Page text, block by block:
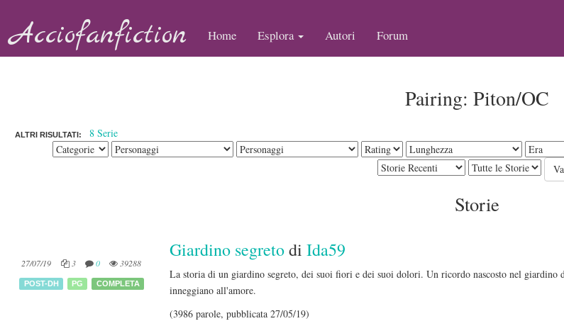
Acciofanfiction Home Esplora Autori Forum
Pairing: Piton/OC
ALTRI RISULTATI: 8 Serie
Storie
27/07/19 3 0 39288
POST-DH PG COMPLETA
Giardino segretodi Ida59
La storia di un giardino segreto, dei suoi fiori e dei suoi dolori. Un ricordo nascosto nel
inneggiano all'amore.
(3986 parole, pubblicata 27/05/19)